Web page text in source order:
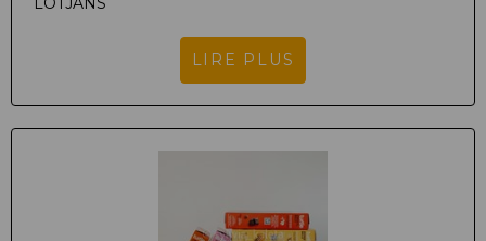
LIRE PLUS